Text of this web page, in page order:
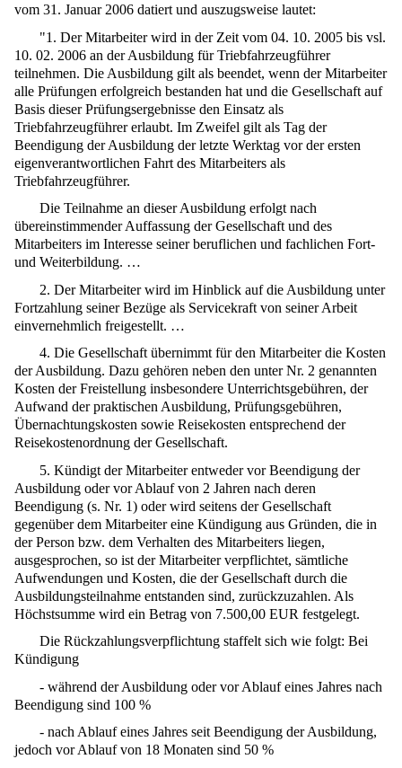
vom 31. Januar 2006 datiert und auszugsweise lautet:
"1. Der Mitarbeiter wird in der Zeit vom 04. 10. 2005 bis vsl.
10. 02. 2006 an der Ausbildung für Triebfahrzeugführer
teilnehmen. Die Ausbildung gilt als beendet, wenn der Mitarbeiter
alle Prüfungen erfolgreich bestanden hat und die Gesellschaft auf
Basis dieser Prüfungsergebnisse den Einsatz als
Triebfahrzeugführer erlaubt. Im Zweifel gilt als Tag der
Beendigung der Ausbildung der letzte Werktag vor der ersten
eigenverantwortlichen Fahrt des Mitarbeiters als
Triebfahrzeugführer.
Die Teilnahme an dieser Ausbildung erfolgt nach
übereinstimmender Auffassung der Gesellschaft und des
Mitarbeiters im Interesse seiner beruflichen und fachlichen Fort-
und Weiterbildung. …
2. Der Mitarbeiter wird im Hinblick auf die Ausbildung unter
Fortzahlung seiner Bezüge als Servicekraft von seiner Arbeit
einvernehmlich freigestellt. …
4. Die Gesellschaft übernimmt für den Mitarbeiter die Kosten
der Ausbildung. Dazu gehören neben den unter Nr. 2 genannten
Kosten der Freistellung insbesondere Unterrichtsgebühren, der
Aufwand der praktischen Ausbildung, Prüfungsgebühren,
Übernachtungskosten sowie Reisekosten entsprechend der
Reisekostenordnung der Gesellschaft.
5. Kündigt der Mitarbeiter entweder vor Beendigung der
Ausbildung oder vor Ablauf von 2 Jahren nach deren
Beendigung (s. Nr. 1) oder wird seitens der Gesellschaft
gegenüber dem Mitarbeiter eine Kündigung aus Gründen, die in
der Person bzw. dem Verhalten des Mitarbeiters liegen,
ausgesprochen, so ist der Mitarbeiter verpflichtet, sämtliche
Aufwendungen und Kosten, die der Gesellschaft durch die
Ausbildungsteilnahme entstanden sind, zurückzuzahlen. Als
Höchstsumme wird ein Betrag von 7.500,00 EUR festgelegt.
Die Rückzahlungsverpflichtung staffelt sich wie folgt: Bei
Kündigung
- während der Ausbildung oder vor Ablauf eines Jahres nach
Beendigung sind 100 %
- nach Ablauf eines Jahres seit Beendigung der Ausbildung,
jedoch vor Ablauf von 18 Monaten sind 50 %